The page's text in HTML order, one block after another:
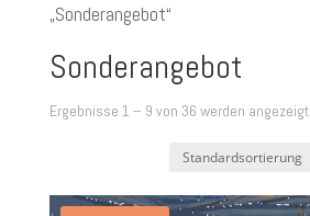
„Sonderangebot“
Sonderangebot
Ergebnisse 1 – 9 von 36 werden angezeigt